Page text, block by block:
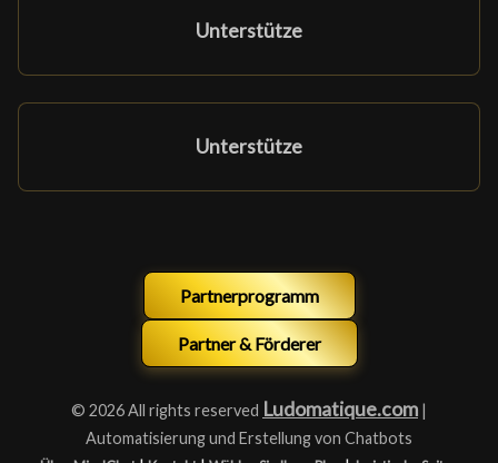
Unterstütze
Unterstütze
Partnerprogramm
Partner & Förderer
© 2026 All rights reserved Ludomatique.com |
Automatisierung und Erstellung von Chatbots